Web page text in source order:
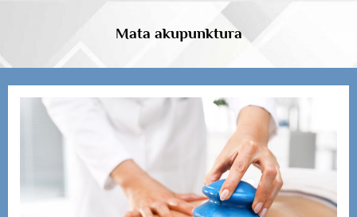
Mata akupunktura